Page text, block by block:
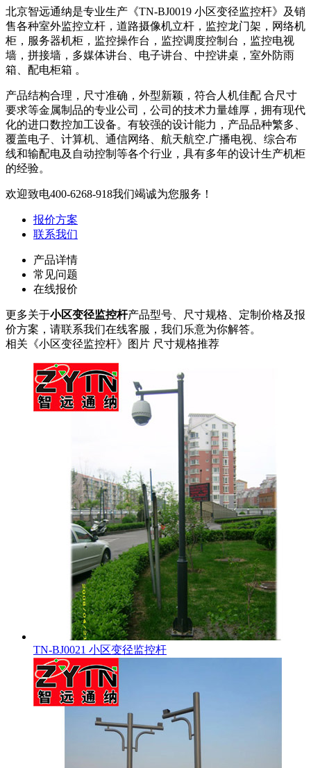
北京智远通纳是专业生产《TN-BJ0019 小区变径监控杆》及销
售各种室外监控立杆，道路摄像机立杆，监控龙门架，网络机
柜，服务器机柜，监控操作台，监控调度控制台，监控电视
墙，拼接墙，多媒体讲台、电子讲台、中控讲桌，室外防雨
箱、配电柜箱 。
产品结构合理，尺寸准确，外型新颖，符合人机佳配 合尺寸
要求等金属制品的专业公司，公司的技术力量雄厚，拥有现代
化的进口数控加工设备。有较强的设计能力，产品品种繁多、
覆盖电子、计算机、通信网络、航天航空.广播电视、综合布
线和输配电及自动控制等各个行业，具有多年的设计生产机柜
的经验。
欢迎致电400-6268-918我们竭诚为您服务！
报价方案
联系我们
产品详情
常见问题
在线报价
更多关于小区变径监控杆产品型号、尺寸规格、定制价格及报
价方案，请联系我们在线客服，我们乐意为你解答。
相关《小区变径监控杆》图片 尺寸规格推荐
TN-BJ0021 小区变径监控杆